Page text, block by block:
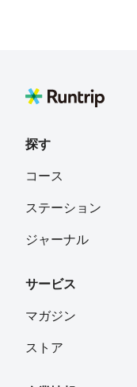
探す
コース
ステーション
ジャーナル
サービス
マガジン
ストア